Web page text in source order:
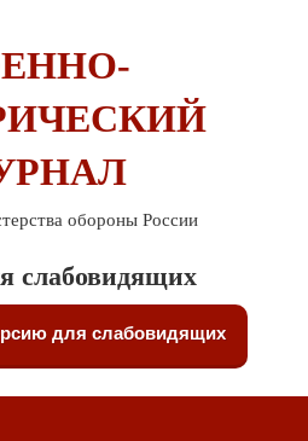
обороны России
слабовидящих
для слабовидящих